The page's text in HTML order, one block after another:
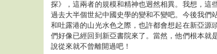
探》，這兩者的規模和精神也迥然相異。我想，這
過去大半個世紀中國史學的變和不變吧。今後我們
和吐露港的山光水色之際，也許都會想起在新亞源
們好像已經回到新亞書院來了。當然，他們根本就
說從來就不曾離開過吧！